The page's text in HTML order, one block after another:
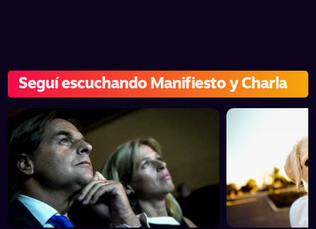
Seguí escuchando Manifiesto y Charla